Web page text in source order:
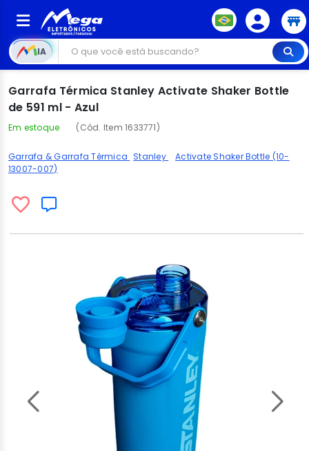
IA
Garrafa Térmica Stanley Activate Shaker Bottle
de 591 ml - Azul
Em estoque (Cód. Item 1633771)
Garrafa & Garrafa Térmica Stanley
Activate Shaker Bottle (10-
13007-007)